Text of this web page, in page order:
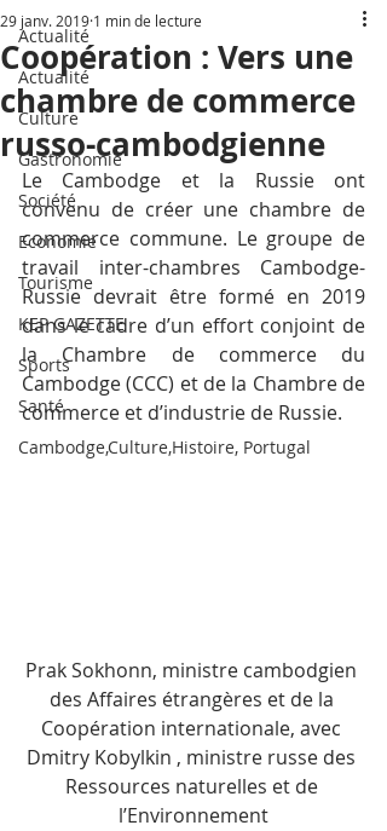
Actualité
Actualité
Culture
Gastronomie
Société
Economie
Tourisme
KEP GAZETTE
Sports
Santé
Cambodge,Culture,Histoire, Portugal
Coopération : Vers une
chambre de commerce
russo-cambodgienne
29 janv. 2019 1 min de lecture
Le Cambodge et la Russie ont
convenu de créer une chambre de
commerce commune. Le groupe de
travail inter-chambres Cambodge-
Russie devrait être formé en 2019
dans le cadre d’un effort conjoint de
la Chambre de commerce du
Cambodge (CCC) et de la Chambre de
commerce et d’industrie de Russie.
Prak Sokhonn, ministre cambodgien
des Affaires étrangères et de la
Coopération internationale, avec
Dmitry Kobylkin , ministre russe des
Ressources naturelles et de
l’Environnement